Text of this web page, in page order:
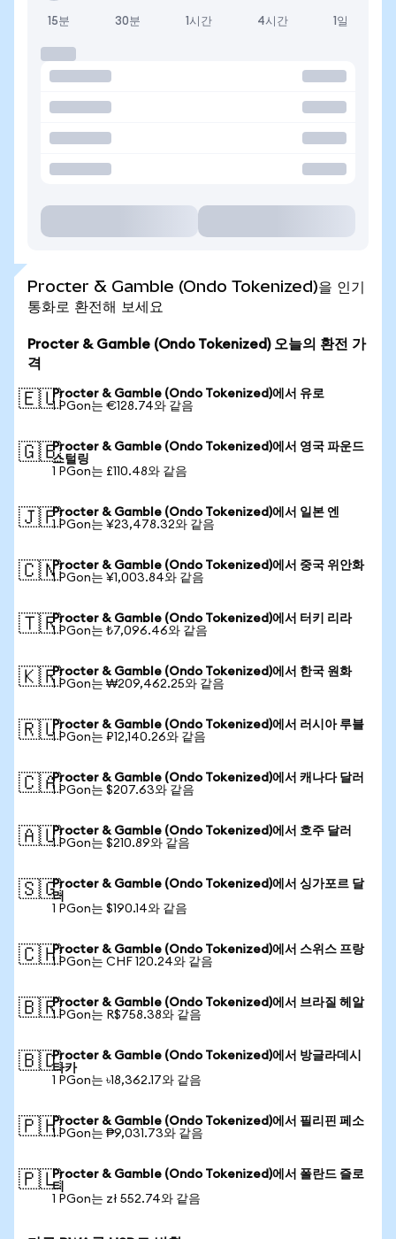
15분 30분 1시간 4시간 1일
Procter & Gamble (Ondo Tokenized)을 인기
통화로 환전해 보세요
Procter & Gamble (Ondo Tokenized) 오늘의 환전 가
격
🇪🇺Procter & Gamble (Ondo Tokenized)에서 유로
1 PGon는 €128.74와 같음
🇬🇧Procter & Gamble (Ondo Tokenized)에서 영국 파운드
스털링
1 PGon는 £110.48와 같음
🇯🇵Procter & Gamble (Ondo Tokenized)에서 일본 엔
1 PGon는 ¥23,478.32와 같음
🇨🇳Procter & Gamble (Ondo Tokenized)에서 중국 위안화
1 PGon는 ¥1,003.84와 같음
🇹🇷Procter & Gamble (Ondo Tokenized)에서 터키 리라
1 PGon는 ₺7,096.46와 같음
🇰🇷Procter & Gamble (Ondo Tokenized)에서 한국 원화
1 PGon는 ₩209,462.25와 같음
🇷🇺Procter & Gamble (Ondo Tokenized)에서 러시아 루블
1 PGon는 ₽12,140.26와 같음
🇨🇦Procter & Gamble (Ondo Tokenized)에서 캐나다 달러
1 PGon는 $207.63와 같음
🇦🇺Procter & Gamble (Ondo Tokenized)에서 호주 달러
1 PGon는 $210.89와 같음
🇸🇬Procter & Gamble (Ondo Tokenized)에서 싱가포르 달
러
1 PGon는 $190.14와 같음
🇨🇭Procter & Gamble (Ondo Tokenized)에서 스위스 프랑
1 PGon는 CHF 120.24와 같음
🇧🇷Procter & Gamble (Ondo Tokenized)에서 브라질 헤알
1 PGon는 R$758.38와 같음
🇧🇩Procter & Gamble (Ondo Tokenized)에서 방글라데시
타카
1 PGon는 ৳18,362.17와 같음
🇵🇭Procter & Gamble (Ondo Tokenized)에서 필리핀 페소
1 PGon는 ₱9,031.73와 같음
🇵🇱Procter & Gamble (Ondo Tokenized)에서 폴란드 즐로
티
1 PGon는 zł 552.74와 같음